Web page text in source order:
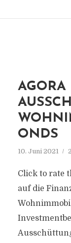
AGORA
ONDS
10. Juni 2021
Click to rate
auf die